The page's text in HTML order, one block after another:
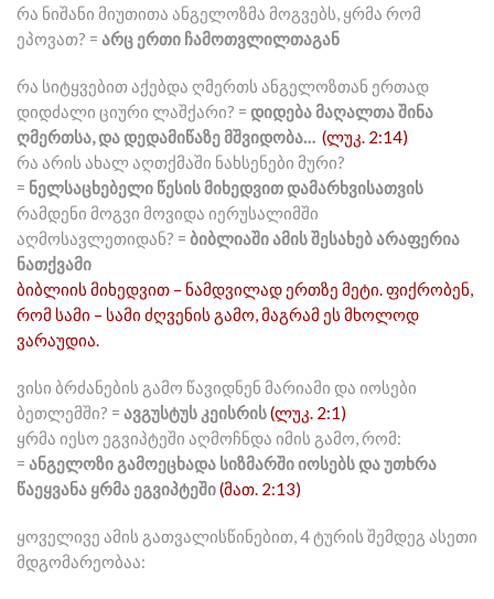
რა ნიშანი მიუთითა ანგელოზმა მოგვებს, ყრმა რომ
ეპოვათ? = არც ერთი ჩამოთვლილთაგან
რა სიტყვებით აქებდა ღმერთს ანგელოზთან ერთად
დიდძალი ციური ლაშქარი? = დიდება მაღალთა შინა
ღმერთსა, და დედამიწაზე მშვიდობა… (ლუკ. 2:14)
რა არის ახალ აღთქმაში ნახსენები მური?
= ნელსაცხებელი წესის მიხედვით დამარხვისათვის
რამდენი მოგვი მოვიდა იერუსალიმში
აღმოსავლეთიდან? = ბიბლიაში ამის შესახებ არაფერია
ნათქვამი
ბიბლიის მიხედვით – ნამდვილად ერთზე მეტი. ფიქრობენ,
რომ სამი – სამი ძღვენის გამო, მაგრამ ეს მხოლოდ
ვარაუდია.
ვისი ბრძანების გამო წავიდნენ მარიამი და იოსები
ბეთლემში? = ავგუსტუს კეისრის(ლუკ. 2:1)
ყრმა იესო ეგვიპტეში აღმოჩნდა იმის გამო, რომ:
= ანგელოზი გამოეცხადა სიზმარში იოსებს და უთხრა
წაეყვანა ყრმა ეგვიპტეში(მათ. 2:13)
ყოველივე ამის გათვალისწინებით, 4 ტურის შემდეგ ასეთი
მდგომარეობაა: